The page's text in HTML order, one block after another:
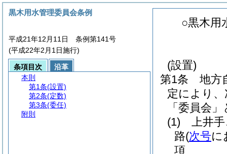
○黒木用
(設置)
第1条
地方
定により
「委員会
(1)
上井
路(次号に
項
黒木用水管理委員会条例
平成21年12月11日 条例第141号
(平成22年2月1日施行)
条項目次
沿革
本則
第1条(設置)
第2条(定数)
第3条(委任)
附則